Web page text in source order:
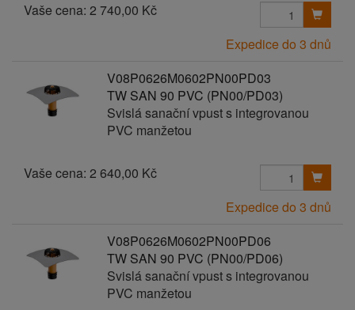
Vaše cena: 2 740,00 Kč
Expedice do 3 dnů
V08P0626M0602PN00PD03
TW SAN 90 PVC (PN00/PD03)
Svislá sanační vpust s integrovanou
PVC manžetou
Vaše cena: 2 640,00 Kč
Expedice do 3 dnů
V08P0626M0602PN00PD06
TW SAN 90 PVC (PN00/PD06)
Svislá sanační vpust s integrovanou
PVC manžetou